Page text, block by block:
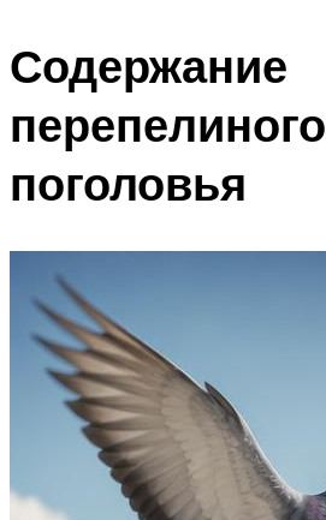
Содержание
перепелиного
поголовья